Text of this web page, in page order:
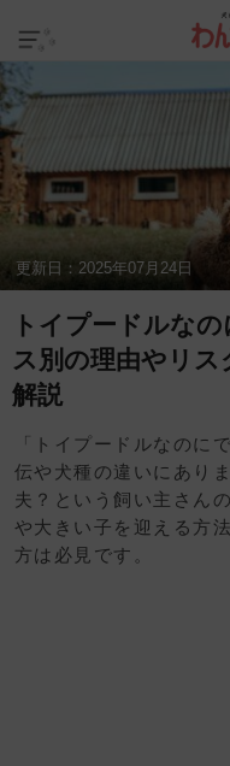
更新日： 2025年07月24日
トイプードルな
ス別の理由やリス
解説
「トイプードルなのに
伝や犬種の違いにあり
夫？という飼い主さん
や大きい子を迎える方
方は必見です。